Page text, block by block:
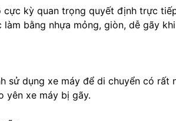
kỳ quan trọng quyết định trực
bằng nhựa mỏng, giòn, dễ gãy
dụng xe máy để di chuyển có
yên xe máy bị gãy.